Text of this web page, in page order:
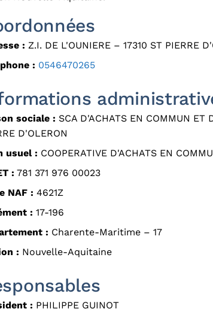
: Z.I. DE L'OUNIERE – 17310 ST PIERRE
: 0546470265
sociale : SCA D'ACHATS EN COMMUN ET
D'OLERON
usuel : COOPERATIVE D'ACHATS EN
: 781 371 976 00023
NAF : 4621Z
: 17-196
: Charente-Maritime – 17
: Nouvelle-Aquitaine
: PHILIPPE GUINOT